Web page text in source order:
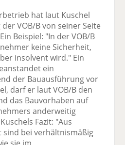
hat laut Kuschel
VOB/B von seiner Seite
Beispiel: "In der VOB/B
keine Sicherheit,
insolvent wird." Ein
ein
der Bauausführung vor
darf er laut VOB/B den
das Bauvorhaben auf
anderweitig
Fazit: "Aus
bei verhältnismäßig